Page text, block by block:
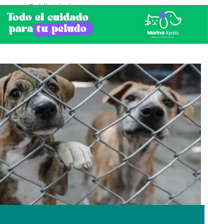
- Publicidad -
de Agresores de Animales y en
herramienta similar